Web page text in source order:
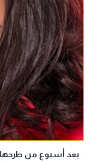
بعد أسبوع من طرحها